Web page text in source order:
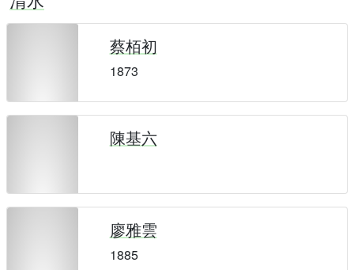
蔡栢初
1873
陳基六
廖雅雲
1885